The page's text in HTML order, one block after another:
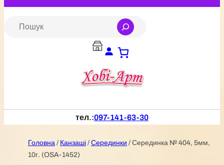
Перейти
тел.:097-141-63-30
Головна / Канзаші / Серединки / Серединка № 404, 5мм,
10г. (OSA-1452)